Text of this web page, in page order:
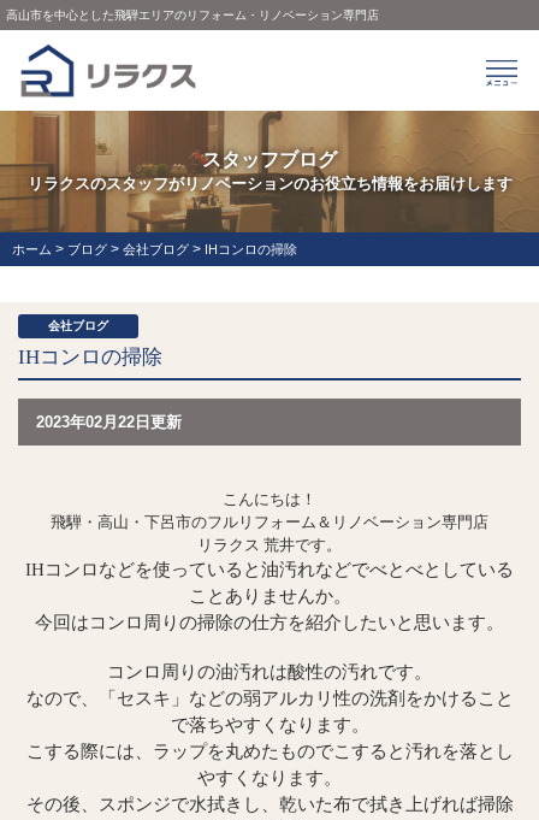
高山市を中心とした飛騨エリアのリフォーム・リノベーション専門店
スタッフブログ
リラクスのスタッフがリノベーションのお役立ち情報をお届けします
ホーム > ブログ > 会社ブログ > IHコンロの掃除
会社ブログ
IHコンロの掃除
2023年02月22日更新
こんにちは！
飛騨・高山・下呂市のフルリフォーム＆リノベーション専門店
リラクス 荒井です。
IHコンロなどを使っていると油汚れなどでべとべとしている
ことありませんか。
今回はコンロ周りの掃除の仕方を紹介したいと思います。
コンロ周りの油汚れは酸性の汚れです。
なので、「セスキ」などの弱アルカリ性の洗剤をかけること
で落ちやすくなります。
こする際には、ラップを丸めたものでこすると汚れを落とし
やすくなります。
その後、スポンジで水拭きし、乾いた布で拭き上げれば掃除